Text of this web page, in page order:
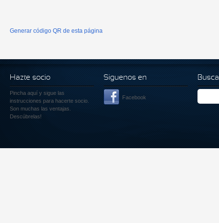
Generar código QR de esta página
Hazte socio
Pincha aquí y sigue las
instrucciones para hacerte socio.
Son muchas las ventajas.
Descúbrelas!
Siguenos en
Facebook